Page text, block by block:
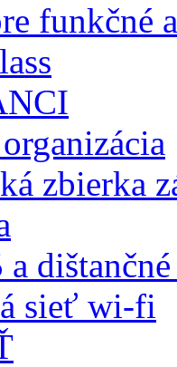
funkčné
zbierka
sieť wi-fi